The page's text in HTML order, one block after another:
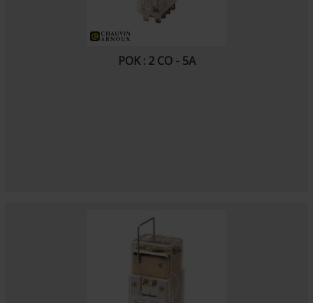
POK : 2 CO - 5A